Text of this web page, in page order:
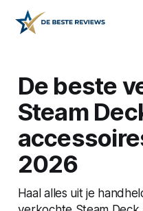
De beste
Steam
2026
Haal alles uit je